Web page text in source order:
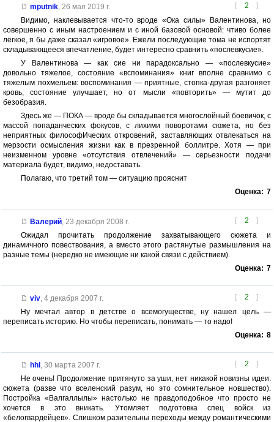
[ 2 ]
mputnik, 26 мая 2019 г.
Видимо, наклевывается что-то вроде «Ока силы» Валентинова, но
совершенно с иным настроением и с иной базовой основой: чтиво более
лёгкое, я бы даже сказал «игровое». Ежели последующие тома не испортят
складывающееся впечатление, будет интересно сравнить «послевкусие».
У Валентинова — как сие ни парадоксально — «послевкусие»
довольно тяжелое, состояние «вспоминания» книг вполне сравнимо с
тяжелым похмельем: воспоминания — приятные, стопка-другая разгоняет
кровь, состояние улучшает, но от мысли «повторить» — мутит до
безобразия.
Здесь же — ПОКА — вроде бы складывается многослойный боевичок, с
массой попаданческих фокусов, с лихими поворотами сюжета, но без
неприятных философИческих откровений, заставляющих отвлекаться на
мерзости осмысления жизни как в презренной боллитре. Хотя — при
неизменном уровне «отсутствия отвлечений» — серьезности подачи
материала будет, видимо, недоставать.
Полагаю, что третий том — ситуацию прояснит
Оценка: 7
[ 2 ]
Валерий, 23 декабря 2008 г.
Ожидал прочитать продолжение захватывающего сюжета и
динамичного повествования, а вместо этого растянутые размышления на
разные темы (нередко не имеющие ни какой связи с действием).
Оценка: 7
[ 2 ]
viv, 4 декабря 2007 г.
Ну мечтал автор в детстве о всемогуществе, ну нашел цель —
переписать историю. Но чтобы переписать, понимать — то надо!
Оценка: 8
[ 2 ]
hhl, 30 марта 2007 г.
Не очень! Продолжение притянуто за уши, нет никакой новизны идеи.
сюжета (разве что вселенский разум, но это сомнительное новшество).
Постройка «Валгаллылы» настолько не правдоподобное что просто не
хочется в это вникать. Утомляет подготовка спец войск из
«белогвардейцев». Слишком разительны переходы между романтическими